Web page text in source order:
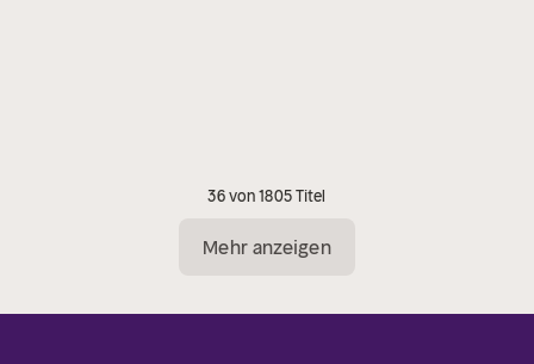
36 von 1805 Titel
Mehr anzeigen